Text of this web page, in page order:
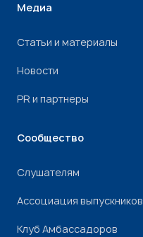
Медиа
Статьи и материалы
Новости
PR и партнеры
Сообщество
Слушателям
Ассоциация выпускников
Клуб Амбассадоров